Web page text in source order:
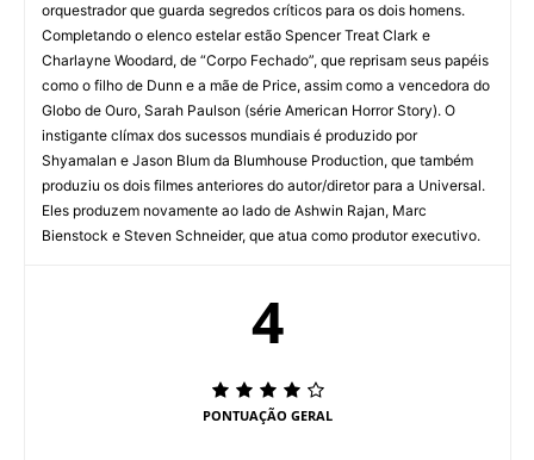
orquestrador que guarda segredos críticos para os dois homens.
Completando o elenco estelar estão Spencer Treat Clark e
Charlayne Woodard, de “Corpo Fechado”, que reprisam seus papéis
como o filho de Dunn e a mãe de Price, assim como a vencedora do
Globo de Ouro, Sarah Paulson (série American Horror Story). O
instigante clímax dos sucessos mundiais é produzido por
Shyamalan e Jason Blum da Blumhouse Production, que também
produziu os dois filmes anteriores do autor/diretor para a Universal.
Eles produzem novamente ao lado de Ashwin Rajan, Marc
Bienstock e Steven Schneider, que atua como produtor executivo.
4
PONTUAÇÃO GERAL